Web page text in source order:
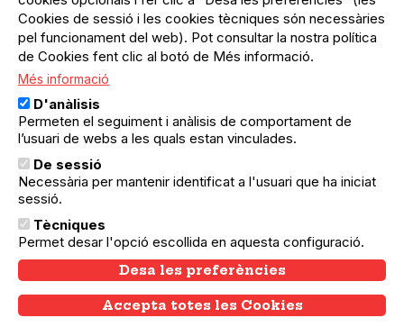
loggat
Preguntes freqüents
Contacte
Menú
Legal
Política de privacitat
Avís legal
Política de cookies
El Quèdequè no es fa responsable de les activitats
programades; en són responsables els col·lectius
organitzadors.
© Quedequè, 2025
Cookies de sessió i les cookies tècniques són necessàries
pel funcionament del web). Pot consultar la nostra política
de Cookies fent clic al botó de Més informació.
Més informació
D'anàlisis
Permeten el seguiment i anàlisis de comportament de
l’usuari de webs a les quals estan vinculades.
De sessió
Necessària per mantenir identificat a l'usuari que ha iniciat
sessió.
Tècniques
Permet desar l'opció escollida en aquesta configuració.
Desa les preferències
Accepta totes les Cookies
Withdraw consent